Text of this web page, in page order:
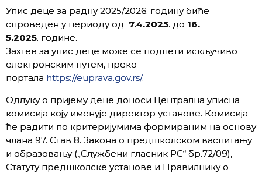
Упис деце за радну 2025/2026. годину биће
спроведен у периоду од 7.4.2025. до 16.
5.2025. године.
Захтев за упис деце може се поднети искључиво
електронским путем, преко
портала https://euprava.gov.rs/.
Одлуку о пријему деце доноси Централна уписна
комисија коју именује директор установе. Комисија
ће радити по критеријумима формираним на основу
члана 97. Став 8. Закона о предшколском васпитању
и образовању („Службени гласник РС“ бр.72/09),
Статуту предшколске установе и Правилнику о